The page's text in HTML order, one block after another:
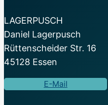
LAGERPUSCH
Daniel Lagerpusch
Rüttenscheider Str. 16
45128 Essen
E-Mail